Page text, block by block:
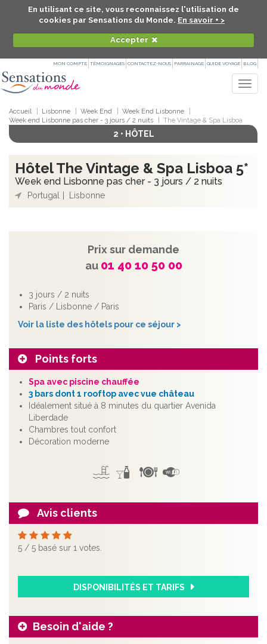
En utilisant ce site, vous reconnaissez l'utilisation de
cookies par Sensations du Monde. En savoir + >
Accepter
MON COMPTE TÉMOIGNAGES CONTACTEZ-NOUS PARRAINAGE GUIDE VOYAGE BLOG
Accueil Lisbonne Week End
Week End Lisbonne
Week end Lisbonne pas cher - 3 jours / 2 nuits
The Vintage & Spa Lisboa
2 • HÔTEL
Hôtel The Vintage & Spa Lisboa 5*
Week end Lisbonne pas cher - 3 jours / 2 nuits
Portugal Lisbonne
Prix sur demande
au 01 40 10 50 00
3 jours / 2 nuits
Paris / Lisbonne / Paris
Voir la liste des hôtels pour ce séjour >
Points forts
Spa avec piscine chauffée
3 bars dont 1 rooftop avec vue château
Idéalement situé à 8 minutes du quartier Avenida
Liberdade
Chambres tout confort
Décoration moderne
Avis clients
5 / 5 basé sur 1 votes.
DISPONIBILITÉS ET TARIFS
Besoin d'aide ?